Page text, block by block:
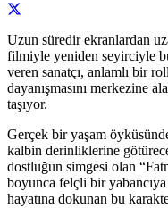
Uzun süredir ekranlardan
filmiyle yeniden seyirciyle
veren sanatçı, anlamlı bir
dayanışmasını merkezine
taşıyor.
Gerçek bir yaşam
kalbin derinliklerine
dostluğun simgesi olan
boyunca felçli bir
hayatına dokunan bu